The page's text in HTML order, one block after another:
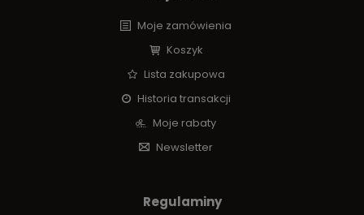
Moje zamówienia
Koszyk
Lista zakupowa
Historia transakcji
Moje rabaty
Newsletter
Regulaminy